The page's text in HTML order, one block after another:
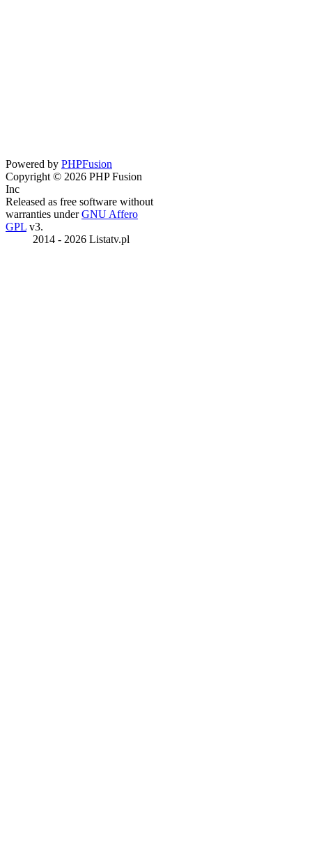
Powered by PHPFusion
Copyright © 2026 PHP Fusion
Inc
Released as free software without
warranties underGNU Affero
GPL v3.
2014 - 2026 Listatv.pl